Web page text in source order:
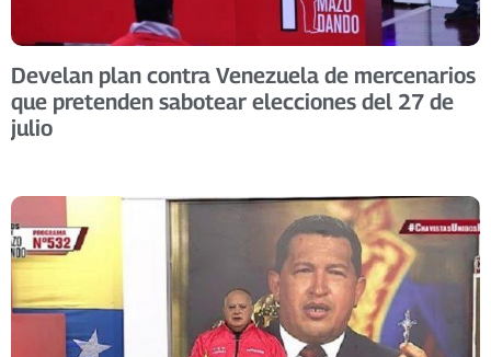
Develan plan contra Venezuela de mercenarios
que pretenden sabotear elecciones del 27 de
julio